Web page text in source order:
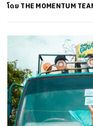
โดย THE MOMENTUM